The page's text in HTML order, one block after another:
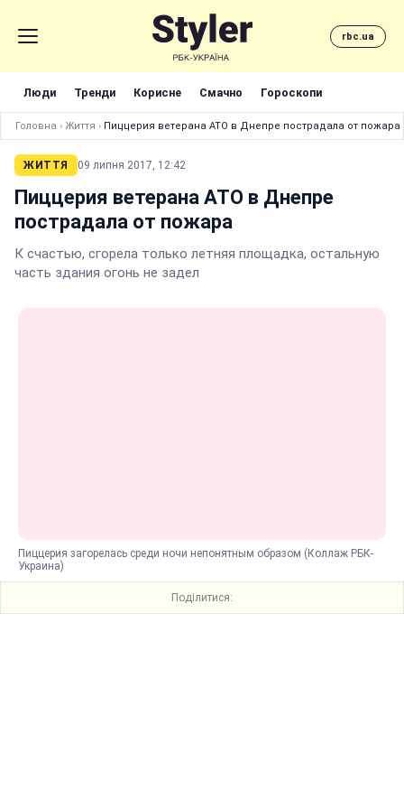
rbc.ua
Люди Тренди Корисне Смачно Гороскопи
Головна › Життя › Пиццерия ветерана АТО в Днепре пострадала от пожара
ЖИТТЯ 09 липня 2017, 12:42
Пиццерия ветерана АТО в Днепре
пострадала от пожара
К счастью, сгорела только летняя площадка, остальную
часть здания огонь не задел
Пиццерия загорелась среди ночи непонятным образом (Коллаж РБК-
Украина)
Поділитися: